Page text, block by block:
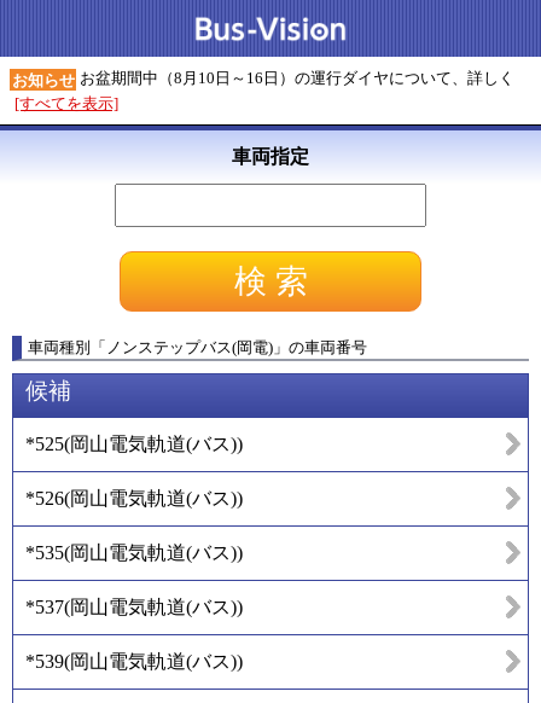
お知らせ お盆期間中（8月10日～16日）の運行ダイヤについて、詳しく
[すべてを表示]
車両指定
車両種別 「 ノンステップバス(岡電) 」 の車両番号
候補
*525(岡山電気軌道(バス))
*526(岡山電気軌道(バス))
*535(岡山電気軌道(バス))
*537(岡山電気軌道(バス))
*539(岡山電気軌道(バス))